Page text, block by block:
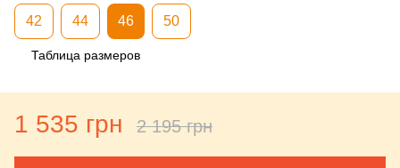
42 44 46 50
Таблица размеров
1 535 грн 2 195 грн